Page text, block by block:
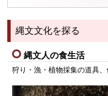
縄文文化を探る
縄文人の食生活
狩り・漁・植物採集の道具